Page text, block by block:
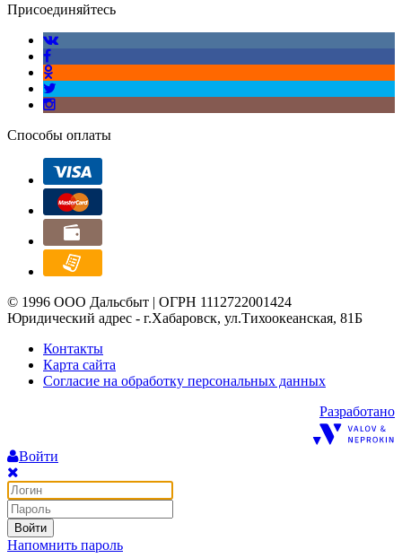
Присоединяйтесь
Способы оплаты
© 1996 ООО Дальсбыт | ОГРН 1112722001424
Юридический адрес - г.Хабаровск, ул.Тихоокеанская, 81Б
Контакты
Карта сайта
Согласие на обработку персональных данных
Разработано
Войти
Войти
Напомнить пароль